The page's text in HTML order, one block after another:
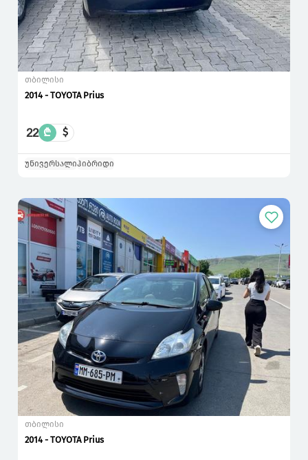
თბილისი
2014 - TOYOTA Prius
22 ₾ $
უნივერსალიჰიბრიდი
თბილისი
2014 - TOYOTA Prius